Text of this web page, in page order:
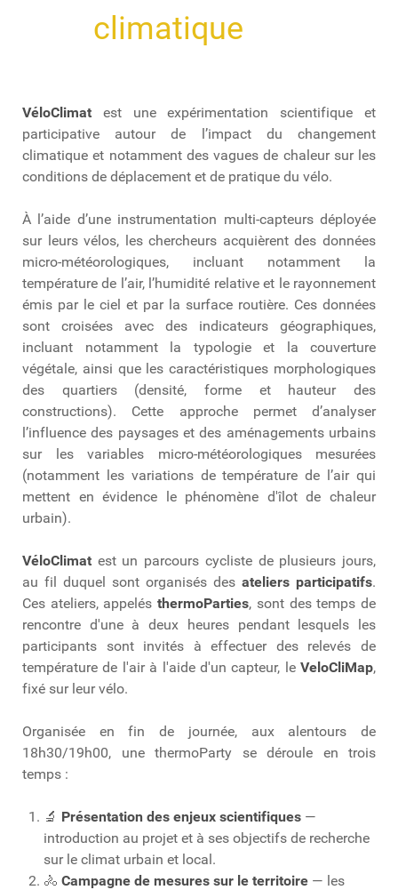
climatique
VéloClimat est une expérimentation scientifique et
participative autour de l’impact du changement
climatique et notamment des vagues de chaleur sur les
conditions de déplacement et de pratique du vélo.
À l’aide d’une instrumentation multi-capteurs déployée
sur leurs vélos, les chercheurs acquièrent des données
micro-météorologiques, incluant notamment la
température de l’air, l’humidité relative et le rayonnement
émis par le ciel et par la surface routière. Ces données
sont croisées avec des indicateurs géographiques,
incluant notamment la typologie et la couverture
végétale, ainsi que les caractéristiques morphologiques
des quartiers (densité, forme et hauteur des
constructions). Cette approche permet d’analyser
l’influence des paysages et des aménagements urbains
sur les variables micro-météorologiques mesurées
(notamment les variations de température de l’air qui
mettent en évidence le phénomène d'îlot de chaleur
urbain).
VéloClimat est un parcours cycliste de plusieurs jours,
au fil duquel sont organisés des ateliers participatifs.
Ces ateliers, appelésthermoParties, sont des temps de
rencontre d'une à deux heures pendant lesquels les
participants sont invités à effectuer des relevés de
température de l'air à l'aide d'un capteur, le VeloCliMap,
fixé sur leur vélo.
Organisée en fin de journée, aux alentours de
18h30/19h00, une thermoParty se déroule en trois
temps :
🔬 Présentation des enjeux scientifiques —
introduction au projet et à ses objectifs de recherche
sur le climat urbain et local.
🚴 Campagne de mesures sur le territoire — les